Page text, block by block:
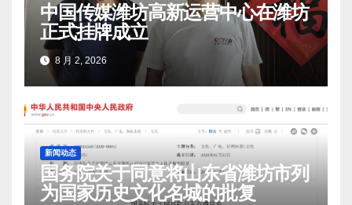
中国传媒潍坊高新运营中心在潍坊
正式挂牌成立
8 月 2, 2026
新闻动态
国务院关于同意将山东省潍坊市列
为国家历史文化名城的批复